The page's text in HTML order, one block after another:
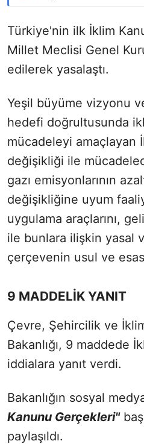
Türkiye'nin ilk İklim
Millet Meclisi Genel
edilerek yasalaştı.
Yeşil büyüme vizyonu
hedefi doğrultusunda
mücadeleyi amaçlayan
değişikliği ile
gazı emisyonlarının
değişikliğine uyum
uygulama araçlarını,
ile bunlara ilişkin yasal
çerçevenin usul ve
9 MADDELİK YANIT
Çevre, Şehircilik ve
Bakanlığı, 9 maddede
iddialara yanıt verdi.
Bakanlığın sosyal
Kanunu Gerçekleri"
paylaşıldı.